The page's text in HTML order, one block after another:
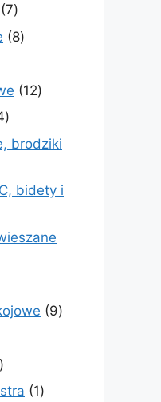
77
produktów
88
1212
34
produkty
brodziki
bidety i
99
3
produkty
11